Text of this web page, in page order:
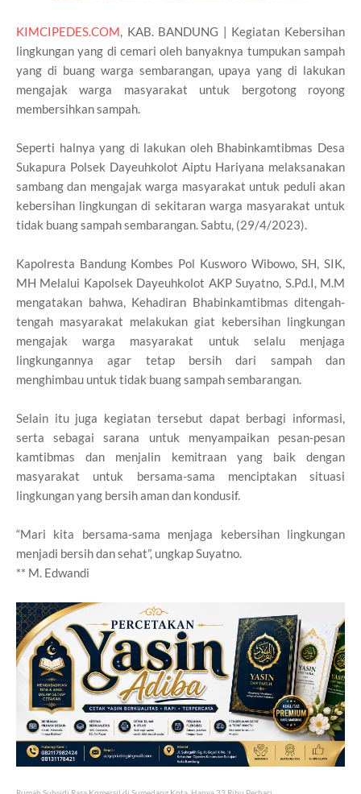
KIMCIPEDES.COM, KAB. BANDUNG | Kegiatan Kebersihan
lingkungan yang di cemari oleh banyaknya tumpukan sampah
yang di buang warga sembarangan, upaya yang di lakukan
mengajak warga masyarakat untuk bergotong royong
membersihkan sampah.
Seperti halnya yang di lakukan oleh Bhabinkamtibmas Desa
Sukapura Polsek Dayeuhkolot Aiptu Hariyana melaksanakan
sambang dan mengajak warga masyarakat untuk peduli akan
kebersihan lingkungan di sekitaran warga masyarakat untuk
tidak buang sampah sembarangan. Sabtu, (29/4/2023).
Kapolresta Bandung Kombes Pol Kusworo Wibowo, SH, SIK,
MH Melalui Kapolsek Dayeuhkolot AKP Suyatno, S.Pd.I, M.M
mengatakan bahwa, Kehadiran Bhabinkamtibmas ditengah-
tengah masyarakat melakukan giat kebersihan lingkungan
mengajak warga masyarakat untuk selalu menjaga
lingkungannya agar tetap bersih dari sampah dan
menghimbau untuk tidak buang sampah sembarangan.
Selain itu juga kegiatan tersebut dapat berbagi informasi,
serta sebagai sarana untuk menyampaikan pesan-pesan
kamtibmas dan menjalin kemitraan yang baik dengan
masyarakat untuk bersama-sama menciptakan situasi
lingkungan yang bersih aman dan kondusif.
“Mari kita bersama-sama menjaga kebersihan lingkungan
menjadi bersih dan sehat”, ungkap Suyatno.
** M. Edwandi